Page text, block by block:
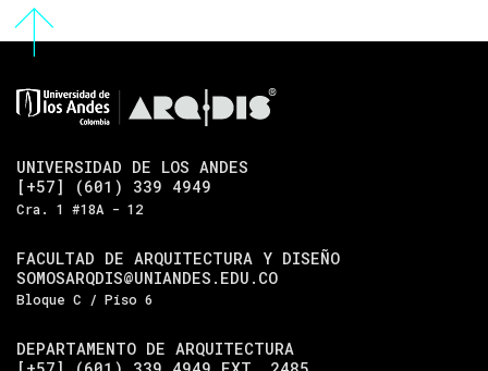
UNIVERSIDAD DE LOS ANDES
[+57] (601) 339 4949
Cra. 1 #18A - 12
FACULTAD DE ARQUITECTURA Y DISEÑO
SOMOSARQDIS@UNIANDES.EDU.CO
Bloque C / Piso 6
DEPARTAMENTO DE ARQUITECTURA